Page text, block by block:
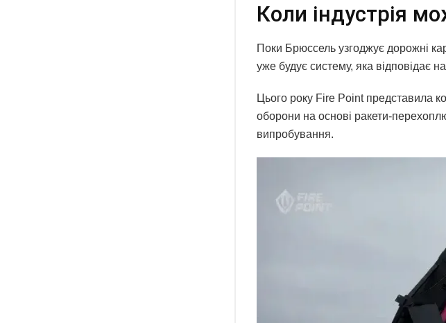
Коли індустрія
Поки Брюссель узгоджує дорожні
уже будує систему, яка відповідає
Цього року Fire Point представила
оборони на основі ракети-
випробування.